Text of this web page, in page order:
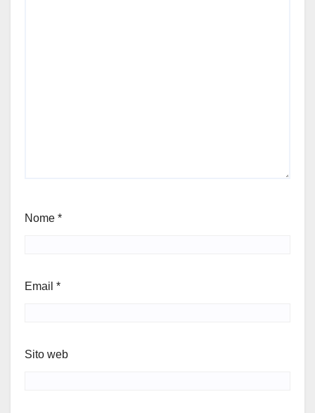
Nome *
Email *
Sito web